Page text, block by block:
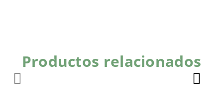
Productos relacionados